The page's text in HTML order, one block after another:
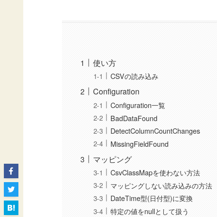
使い方
CSVの読み込み
Configuration
Configuration一覧
BadDataFound
DetectColumnCountChanges
MissingFieldFound
マッピング
CsvClassMapを使わない方法
マッピングしない読み込みの方法
DateTime型(日付型)に変換
特定の値をnullとして扱う